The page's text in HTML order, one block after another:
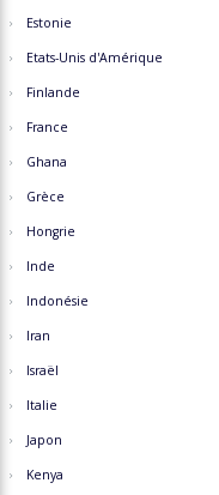
Estonie
Etats-Unis d'Amérique
Finlande
France
Ghana
Grèce
Hongrie
Inde
Indonésie
Iran
Israël
Italie
Japon
Kenya